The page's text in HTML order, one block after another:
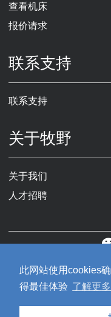
此网站使用cookies
得最佳体验 了解更多
查看机床
报价请求
联系支持
联系支持
关于牧野
关于我们
人才招聘
Copyright © 2019牧野机